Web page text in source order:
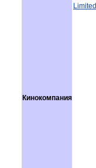
Кинокомпания
Limited